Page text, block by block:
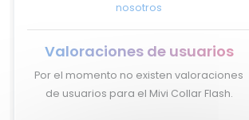
nosotros
Valoraciones de usuarios
Por el momento no existen valoraciones
de usuarios para el Mivi Collar Flash.